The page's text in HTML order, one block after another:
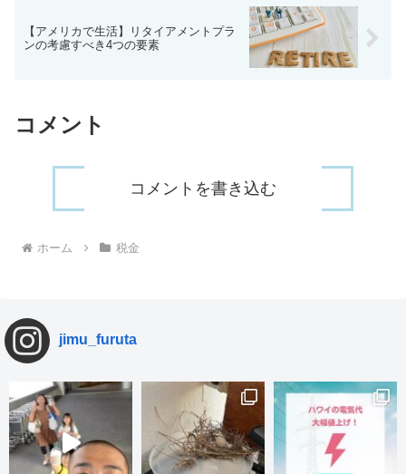
【アメリカで生活】リタイアメントプラ
ンの考慮すべき4つの要素
コメント
コメントを書き込む
ホーム 税金
jimu_furuta